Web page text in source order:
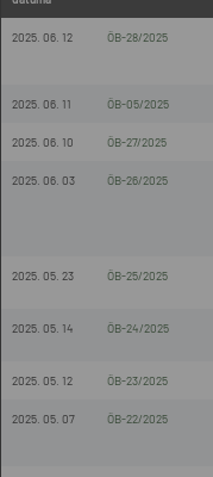
2025. 06. 12 ÖB-28/2025
2025. 06. 11 ÖB-05/2025
2025. 06. 10 ÖB-27/2025
2025. 06. 03 ÖB-26/2025
2025. 05. 23 ÖB-25/2025
2025. 05. 14 ÖB-24/2025
2025. 05. 12 ÖB-23/2025
2025. 05. 07 ÖB-22/2025